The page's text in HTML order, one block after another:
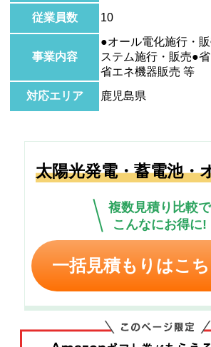
従業員数 10
事業内容
●オール電化施行・
ステム施行・販売●
省エネ機器販売 等
対応エリア
鹿児島県
太陽光発電・蓄電池・
複数見積り比較で
こんなにお得に!
一括見積もりはこ